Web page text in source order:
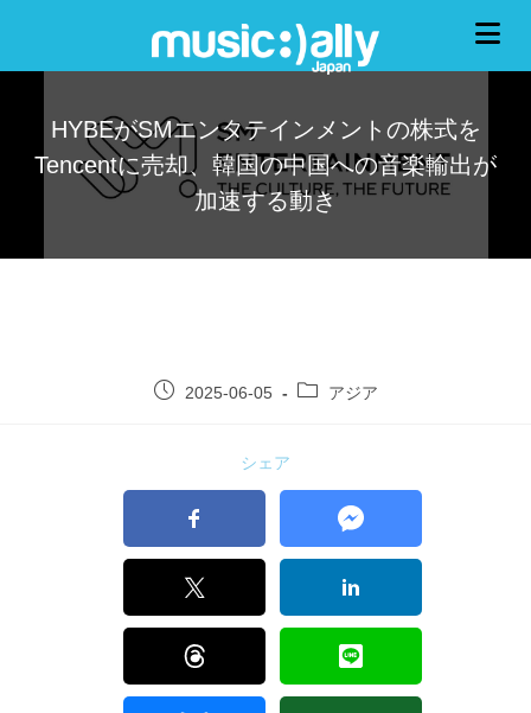
HYBEがSMエンタテインメントの株式を
Tencentに売却、韓国の中国への音楽輸出が
加速する動き
2025-06-05 アジア
シェア